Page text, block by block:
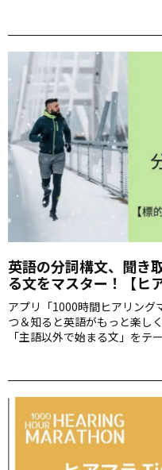
英語の分詞構文、聞き
る文をマスター！【ヒ
アプリ「1000時間ヒアリング
つ＆知ると英語がもっと楽し
「主語以外で始まる文」を
ます。ここでしか聞けない